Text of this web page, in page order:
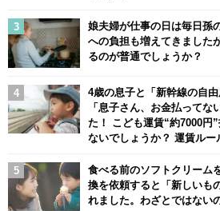
娘夫婦が仕事の日は毎日孫
への負担も増えてきました
るのが普通でしょうか？
4歳の息子と「新幹線の自
「息子さん、お金払ってな
た！ こども運賃“約7000円
ないでしょうか？ 運賃ルー
食べる前のソフトクリーム
換を依頼すると「新しいも
れました。わざとではない